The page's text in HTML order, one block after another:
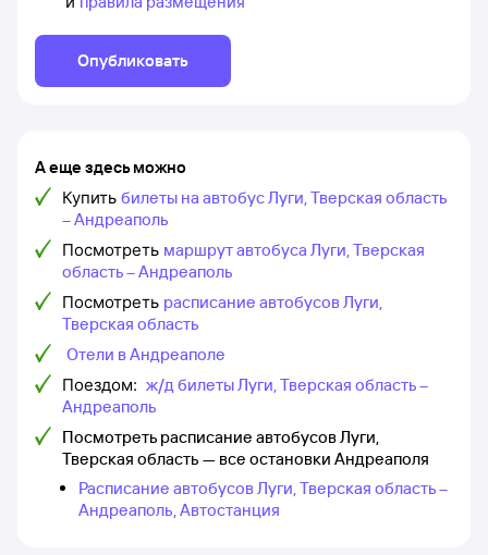
Опубликовать
А еще здесь можно
Купить билеты на автобус Луги, Тверская область
– Андреаполь
Посмотреть маршрут автобуса Луги, Тверская
область – Андреаполь
Посмотреть расписание автобусов Луги,
Тверская область
Отели в Андреаполе
Поездом: ж/д билеты Луги, Тверская область –
Андреаполь
Посмотреть расписание автобусов Луги,
Тверская область — все остановки Андреаполя
Расписание автобусов Луги, Тверская область –
Андреаполь, Автостанция